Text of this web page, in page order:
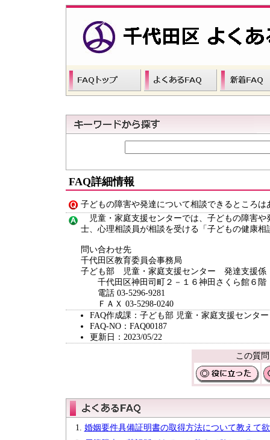
FAQ詳細情報
子どもの障害や発達について相談できるところは
児童・家庭支援センターでは、子どもの障害や
士、心理相談員が相談を受ける「子どもの健康
問い合わせ先
千代田区教育委員会事務局
子ども部 児童・家庭支援センター 発達支援係
千代田区神田司町２－１６神田さくら館６階
電話 03-5296-9281
ＦＡＸ 03-5298-0240
FAQ作成課：子ども部 児童・家庭支援センター
FAQ-NO：FAQ00187
更新日：2023/05/22
この質
婚姻要件具備証明書の取得方法について教えて